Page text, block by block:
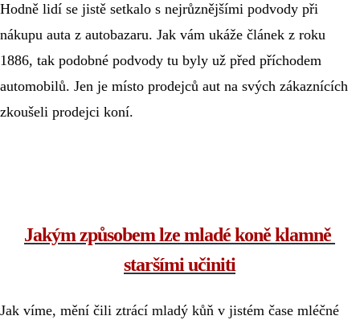
Hodně lidí se jistě setkalo s nejrůznějšími podvody při
nákupu auta z autobazaru. Jak vám ukáže článek z roku
1886, tak podobné podvody tu byly už před příchodem
automobilů. Jen je místo prodejců aut na svých zákaznících
zkoušeli prodejci koní.
Jakým způsobem lze mladé koně klamně
staršími učiniti
Jak víme, mění čili ztrácí mladý kůň v jistém čase mléčné